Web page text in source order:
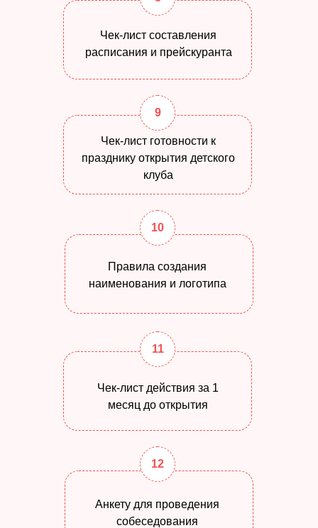
Чек-лист готовности к
празднику открытия детского
клуба
9
Чек-лист составления
расписания и прейскуранта
Правила создания
наименования и логотипа
10
Чек-лист действия за 1
месяц до открытия
11
Анкету для проведения
собеседования
12